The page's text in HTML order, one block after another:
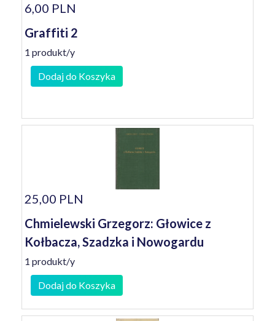
6,00 PLN
Graffiti 2
1 produkt/y
Dodaj do Koszyka
25,00 PLN
Chmielewski Grzegorz: Głowice z
Kołbacza, Szadzka i Nowogardu
1 produkt/y
Dodaj do Koszyka